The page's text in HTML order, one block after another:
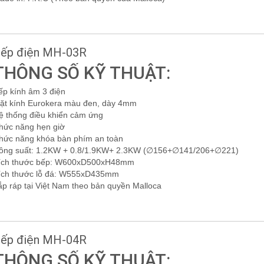
điện MH-03R
SỐ KỸ THUẬT:
kính âm 3 điện
kính Eurokera màu đen, dày 4mm
thống điều khiển cảm ứng
năng hẹn giờ
năng khóa bàn phím an toàn
suất: 1.2KW + 0.8/1.9KW+ 2.3KW (∅156+∅141/206+∅221)
thước bếp: W600xD500xH48mm
thước lỗ đá: W555xD435mm
ráp tại Việt Nam theo bản quyền Malloca
điện MH-04R